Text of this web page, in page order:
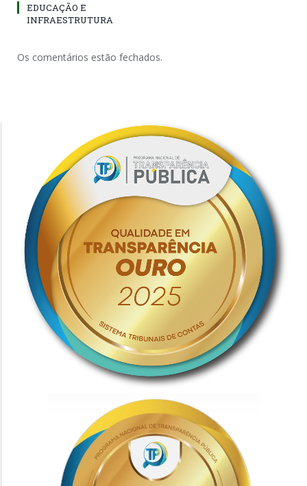
EDUCAÇÃO E
INFRAESTRUTURA
Os comentários estão fechados.